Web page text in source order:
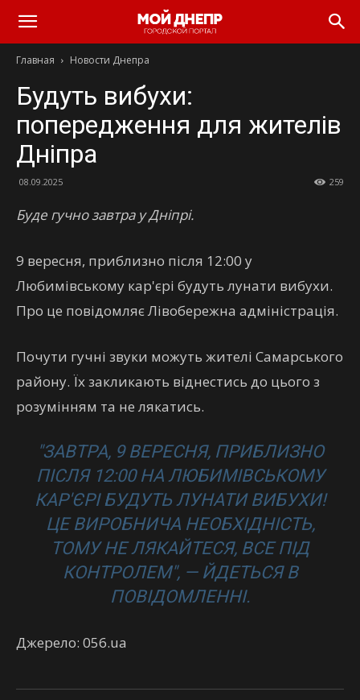
Главная Новости Днепра
Будуть вибухи:
попередження для жителів
Дніпра
08.09.2025 259
Буде гучно завтра у Дніпрі.
9 вересня, приблизно після 12:00 у
Любимівському кар'єрі будуть лунати вибухи.
Про це повідомляє Лівобережна адміністрація.
Почути гучні звуки можуть жителі Самарського
району. Їх закликають віднестись до цього з
розумінням та не лякатись.
"ЗАВТРА, 9 ВЕРЕСНЯ, ПРИБЛИЗНО
ПІСЛЯ 12:00 НА ЛЮБИМІВСЬКОМУ
КАР'ЄРІ БУДУТЬ ЛУНАТИ ВИБУХИ!
ЦЕ ВИРОБНИЧА НЕОБХІДНІСТЬ,
ТОМУ НЕ ЛЯКАЙТЕСЯ, ВСЕ ПІД
КОНТРОЛЕМ",— ЙДЕТЬСЯ В
ПОВІДОМЛЕННІ.
Джерело: 056.ua